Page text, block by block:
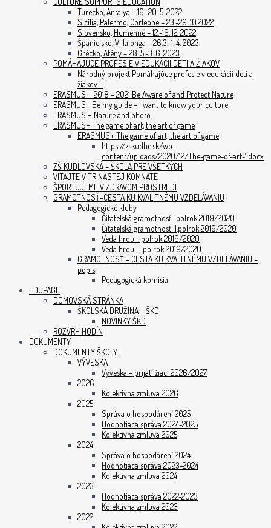
Turecko, Antalya – 16.-20. 5. 2022
Sicília, Palermo, Corleone – 23.-29. 10.2022
Slovensko, Humenné – 12.-16. 12. 2022
Španielsko, Villalonga – 26.3.-1. 4. 2023
Grécko, Atény – 28. 5.-3. 6. 2023
POMÁHAJÚCE PROFESIE V EDUKÁCII DETI A ŽIAKOV
Národný projekt Pomáhajúce profesie v edukácii deti a
žiakov II
ERASMUS + 2018 – 2021 Be Aware of and Protect Nature
ERASMUS+ Be my guide – I want to know your culture
ERASMUS + Nature and photo
ERASMUS+ The game of art, the art of game
ERASMUS+ The game of art, the art of game
https://zskudhe.sk/wp-
content/uploads/2020/12/The-game-of-art-1.docx
ZŠ KUDLOVSKÁ – ŠKOLA PRE VŠETKÝCH
VITAJTE V TRINÁSTEJ KOMNATE
ŠPORTUJEME V ZDRAVOM PROSTREDÍ
GRAMOTNOSŤ–CESTA KU KVALITNÉMU VZDELÁVANIU
Pedagogické kluby
Čitateľská gramotnosť I.polrok 2019/2020
Čitateľská gramotnosť II.polrok 2019/2020
Veda hrou I. polrok 2019/2020
Veda hrou II. polrok 2019/2020
GRAMOTNOSŤ – CESTA KU KVALITNÉMU VZDELÁVANIU –
popis
Pedagogická komisia
EDUPAGE
DOMOVSKÁ STRÁNKA
ŠKOLSKÁ DRUŽINA – ŠKD
NOVINKY ŠKD
ROZVRH HODÍN
DOKUMENTY
DOKUMENTY ŠKOLY
VÝVESKA
Výveska – prijatí žiaci 2026/2027
2026
Kolektívna zmluva 2026
2025
Správa o hospodárení 2025
Hodnotiaca správa 2024-2025
Kolektívna zmluva 2025
2024
Správa o hospodárení 2024
Hodnotiaca správa 2023-2024
Kolektívna zmluva 2024
2023
Hodnotiaca správa 2022-2023
Kolektívna zmluva 2023
2022